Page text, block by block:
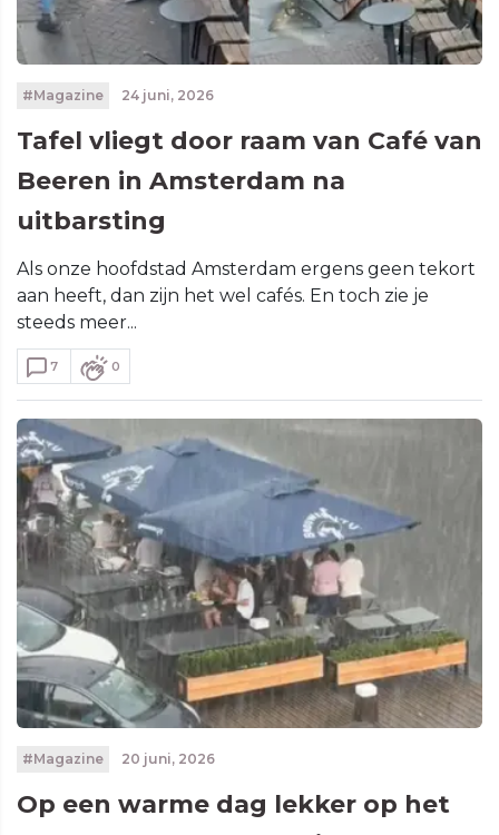
#Magazine 24 juni, 2026
Tafel vliegt door raam van Café van
Beeren in Amsterdam na
uitbarsting
Als onze hoofdstad Amsterdam ergens geen tekort
aan heeft, dan zijn het wel cafés. En toch zie je
steeds meer...
7 0
#Magazine 20 juni, 2026
Op een warme dag lekker op het